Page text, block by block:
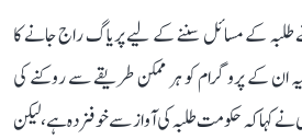
کے مسائل سننے کے لیے پریاگ راج جانے کا
ان کے پروگرام کو ہر ممکن طریقے سے روکنے کی
کہا کہ حکومت طلبہ کی آواز سے خوفزدہ ہے، لیکن